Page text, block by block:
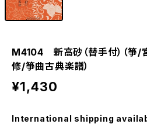
M4104 新高砂（替手付）（箏/
修/箏曲古典楽譜）
¥1,430
International shipping